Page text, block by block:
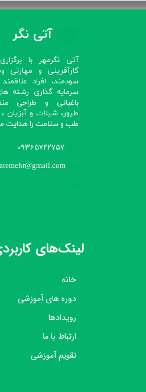
آتی نگر
آتی نگرمهر با
کارآفرینی و مهارتی
سودمند، افراد
سرمایه گذاری رشته
باغبانی و طراحی
طیور، شیلات و
طب و سلامت را هدایت
09365742757
لینک‌های
خانه
دوره های آموزشی
رویدادها
ارتباط با ما
تقویم آموزشی